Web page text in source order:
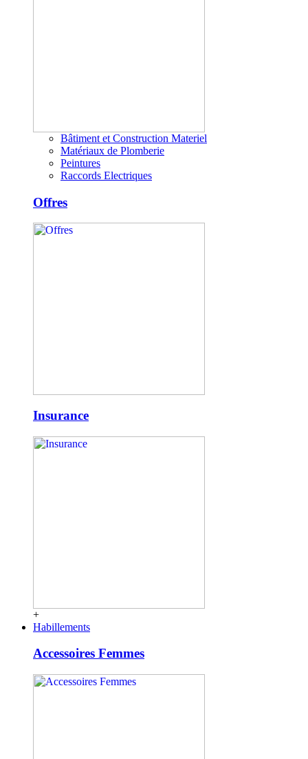
Bâtiment et Construction Materiel
Matériaux de Plomberie
Peintures
Raccords Electriques
Offres
Insurance
+
Habillements
Accessoires Femmes